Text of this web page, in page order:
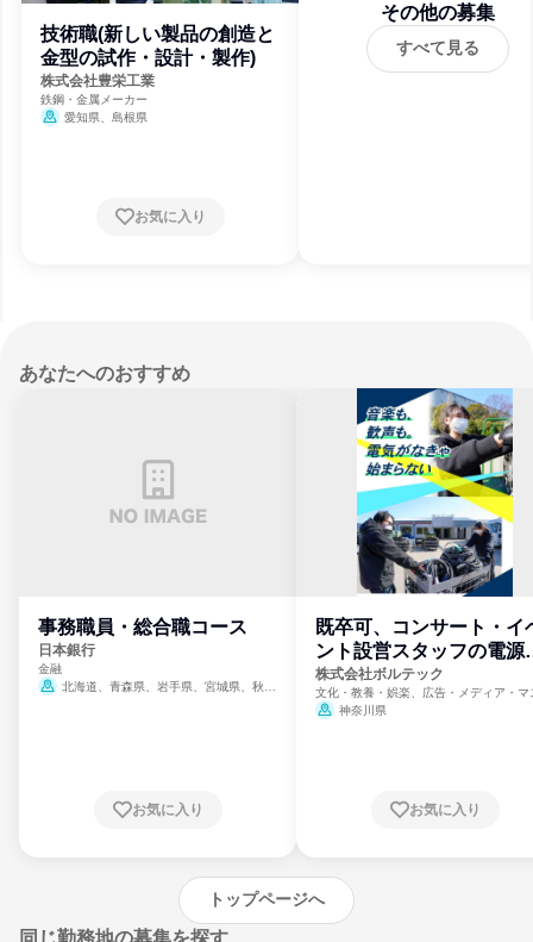
技術職(新しい製品の創造と
金型の試作・設計・製作)
株式会社豊栄工業
鉄鋼・金属メーカー
愛知県、島根県
お気に入り
その他の募集
すべて見る
あなたへのおすすめ
事務職員・総合職コース
日本銀行
金融
北海道、青森県、岩手県、宮城県、秋田
崎県、熊本県、大分県、宮崎県、鹿児島県、
お気に入り
既卒可、コンサート・イ
ント設営スタッフの電源
門
株式会社ボルテック
文化・教養・娯楽、広告・メディア・マ
ミ、電力・ガス・水道・エネルギー
神奈川県
お気に入り
トップページへ
同じ勤務地の募集を探す